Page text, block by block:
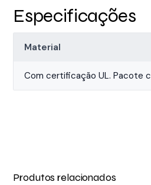
Especificações
Material
Com certificação UL. Pacote
Produtos relacionados